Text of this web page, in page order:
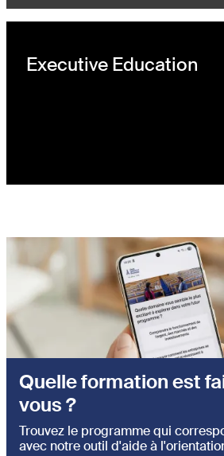
Executive Education
Quelle formation est
vous ?
Trouvez le programme qui
avec notre outil d'aide à